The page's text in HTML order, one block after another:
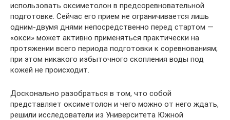
использовать оксиметолон в предсоревновательной
подготовке. Сейчас его прием не ограничивается лишь
одним-двумя днями непосредственно перед стартом —
«окси» может активно применяться практически на
протяжении всего периода подготовки к соревнованиям;
при этом никакого избыточного скопления воды под
кожей не происходит.
Досконально разобраться в том, что собой
представляет оксиметолон и чего можно от него ждать,
решили исследователи из Университета Южной